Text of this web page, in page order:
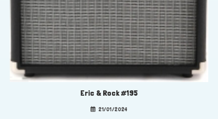
Eric & Rock #195
21/01/2024